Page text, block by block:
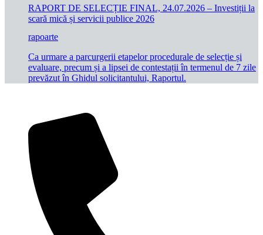
RAPORT DE SELECȚIE FINAL, 24.07.2026 – Investiții la
scară mică și servicii publice 2026
rapoarte
Ca urmare a parcurgerii etapelor procedurale de selecție și
evaluare, precum și a lipsei de contestații în termenul de 7 zile
prevăzut în Ghidul solicitantului, Raportul.